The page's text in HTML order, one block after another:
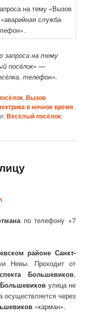
запроса на тему
посёлок» —
телефон».
,Вызов
в ночное время,
Весёлый посёлок,
по телефону +7
районе Санкт-
Невы. Проходит от
Большевиков,
улица не
осуществляется через
«карман».